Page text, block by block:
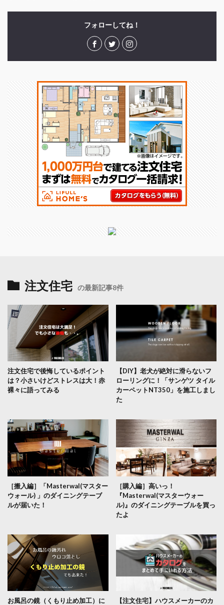
フォローしてね！
注文住宅 の最新記事8件
注文住宅で後悔しているポイント
は？小さいけどストレスは大！赤
裸々に語ってみる
【DIY】老犬が絶対に滑らないフ
ローリングに！「サンゲツ タイル
カーペットNT350」を施工しまし
た
［搬入編］「Masterwal(マスター
ウォール) 」のダイニングテーブ
ルが届いた！
［購入編］高いっ！
『Masterwal(マスターウォー
ル)』のダイニングテーブルを買っ
たよ
お風呂の鏡（くもり止め加工）に
【注文住宅】ハウスメーカーのカ